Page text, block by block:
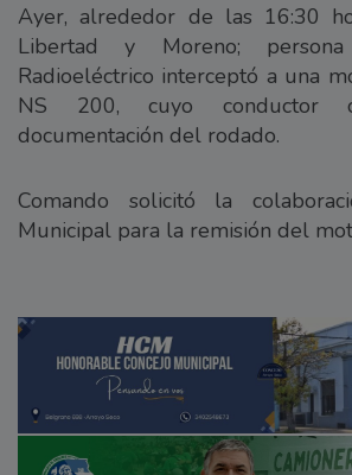
Ayer, alrededor de las 16:30
Libertad y Moreno;
Radioeléctrico interceptó a una
NS 200, cuyo conductor
documentación del rodado.
Comando solicitó la
Municipal para la remisión del